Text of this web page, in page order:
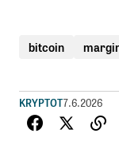
bitcoin
KRYPTOT7.6.2026